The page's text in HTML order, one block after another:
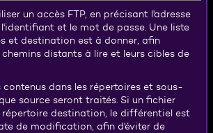
un accès FTP, en précisant l'adresse
et le mot de passe. Une liste
et destination est à donner, afin
distants à lire et leurs cibles de
contenus dans les répertoires et sous-
source seront traités. Si un fichier
répertoire destination, le différentiel est
de modification, afin d'éviter de